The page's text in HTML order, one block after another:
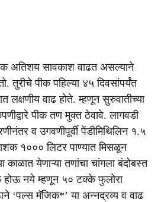
अतिशय सावकाश वाढत असल्याने
तुरीचे पीक पहिल्या ४५ दिवसांपर्यंत
लक्षणीय वाढ होते. म्हणून सुरुवातीच्या
पीक तण मुक्त ठेवावे. लागवडी
व उगवणीपूर्वी पेंडीमिथिलिन १.५
१००० लिटर पाण्यात मिसळून
काळात येणाऱ्या तणांचा चांगला बंदोबस्त
होऊ नये म्हणून ५० टक्के फुलोरा
‘पल्स मॅजिक*’ या अन्नद्रव्य व वाढ